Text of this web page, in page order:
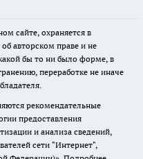
сайте, охраняется в
авторском праве и не
бы то ни было форме, в
переработке не иначе
рекомендательные
предоставления
и анализа сведений,
сети "Интернет",